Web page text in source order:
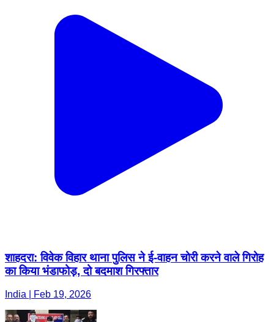
शाहदरा: विवेक विहार थाना पुलिस ने ई-वाहन चोरी करने वाले गिरोह
का किया भंडाफोड़, दो बदमाश गिरफ्तार
India | Feb 19, 2026